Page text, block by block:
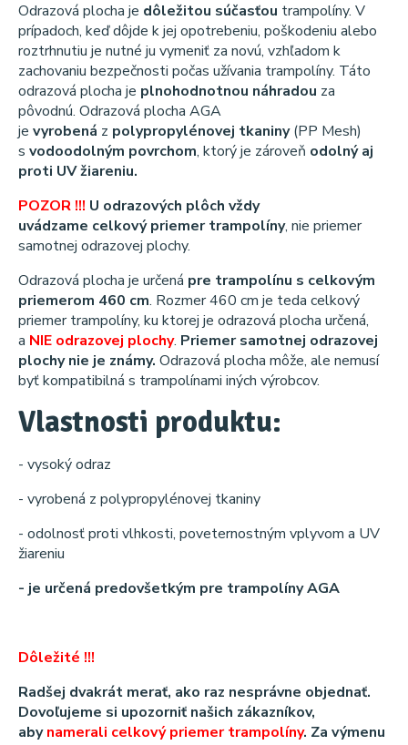
Odrazová plocha je dôležitou súčasťou trampolíny. V
prípadoch, keď dôjde k jej opotrebeniu, poškodeniu alebo
roztrhnutiu je nutné ju vymeniť za novú, vzhľadom k
zachovaniu bezpečnosti počas užívania trampolíny. Táto
odrazová plocha je plnohodnotnou náhradou za
pôvodnú. Odrazová plocha AGA
je vyrobená z polypropylénovej tkaniny(PP Mesh)
s vodoodolným povrchom, ktorý je zároveň odolný aj
proti UV žiareniu.
POZOR !!! U odrazových plôch vždy
uvádzame celkový priemer trampolíny, nie priemer
samotnej odrazovej plochy.
Odrazová plocha je určená pre trampolínu s celkovým
priemerom 460 cm. Rozmer 460 cm je teda celkový
priemer trampolíny, ku ktorej je odrazová plocha určená,
a NIE odrazovej plochy. Priemer samotnej odrazovej
plochy nie je známy. Odrazová plocha môže, ale nemusí
byť kompatibilná s trampolínami iných výrobcov.
Vlastnosti produktu:
- vysoký odraz
- vyrobená z polypropylénovej tkaniny
- odolnosť proti vlhkosti, poveternostným vplyvom a UV
žiareniu
- je určená predovšetkým pre trampolíny AGA
Dôležité !!!
Radšej dvakrát merať, ako raz nesprávne objednať.
Dovoľujeme si upozorniť našich zákazníkov,
abynamerali celkový priemer trampolíny. Za výmenu